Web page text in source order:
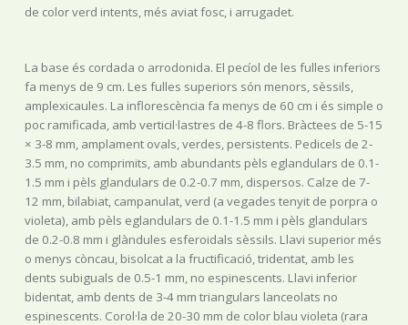
de color verd intents, més aviat fosc, i arrugadet.
La base és cordada o arrodonida. El pecíol de les fulles inferiors
fa menys de 9 cm. Les fulles superiors són menors, sèssils,
amplexicaules. La inflorescència fa menys de 60 cm i és simple o
poc ramificada, amb verticil·lastres de 4-8 flors. Bràctees de 5-15
× 3-8 mm, amplament ovals, verdes, persistents. Pedicels de 2-
3.5 mm, no comprimits, amb abundants pèls eglandulars de 0.1-
1.5 mm i pèls glandulars de 0.2-0.7 mm, dispersos. Calze de 7-
12 mm, bilabiat, campanulat, verd (a vegades tenyit de porpra o
violeta), amb pèls eglandulars de 0.1-1.5 mm i pèls glandulars
de 0.2-0.8 mm i glàndules esferoidals sèssils. Llavi superior més
o menys còncau, bisolcat a la fructificació, tridentat, amb les
dents subiguals de 0.5-1 mm, no espinescents. Llavi inferior
bidentat, amb dents de 3-4 mm triangulars lanceolats no
espinescents. Corol·la de 20-30 mm de color blau violeta (rara